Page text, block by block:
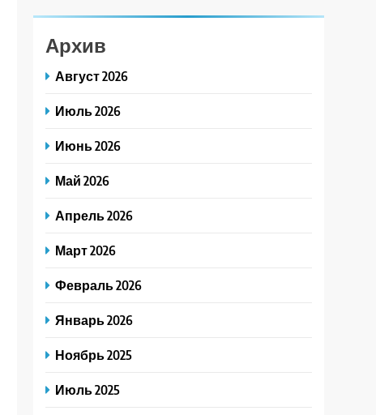
Архив
Август 2026
Июль 2026
Июнь 2026
Май 2026
Апрель 2026
Март 2026
Февраль 2026
Январь 2026
Ноябрь 2025
Июль 2025